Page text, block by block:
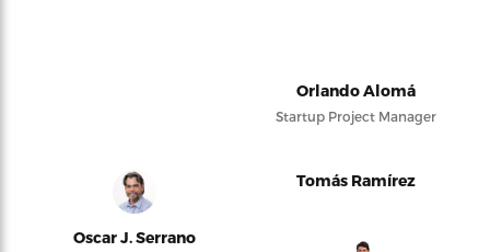
Orlando Alomá
Startup Project Manager
Oscar J. Serrano
Tomás Ramírez